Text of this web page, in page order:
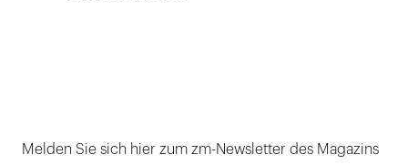
Melden Sie sich hier zum zm-Newsletter des Magazins